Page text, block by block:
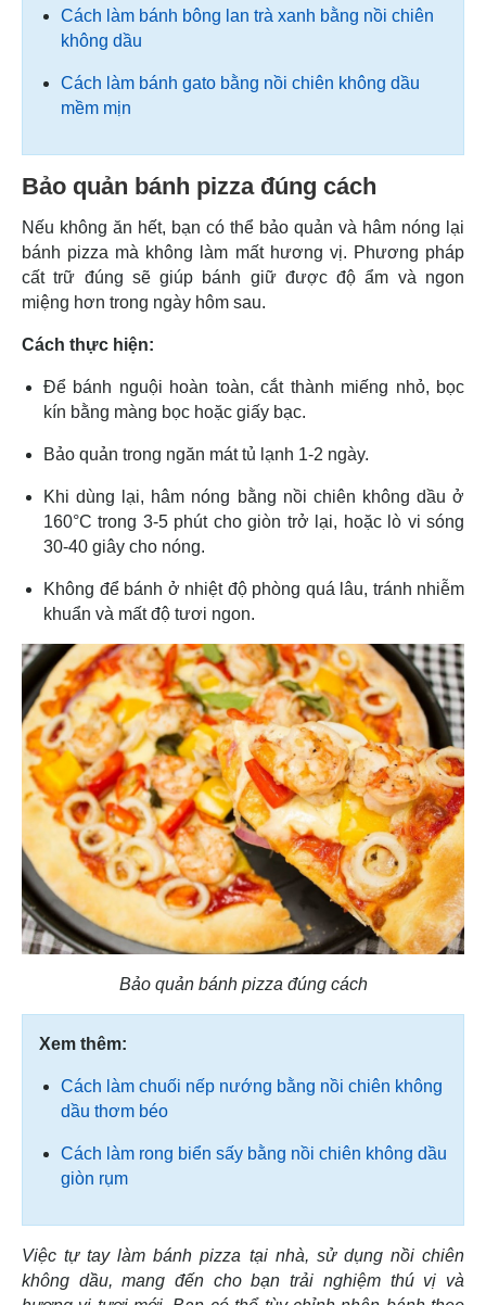
Cách làm bánh bông lan trà xanh bằng nồi chiên
không dầu
Cách làm bánh gato bằng nồi chiên không dầu
mềm mịn
Bảo quản bánh pizza đúng cách
Nếu không ăn hết, bạn có thể bảo quản và hâm nóng lại
bánh pizza mà không làm mất hương vị. Phương pháp
cất trữ đúng sẽ giúp bánh giữ được độ ẩm và ngon
miệng hơn trong ngày hôm sau.
Cách thực hiện:
Để bánh nguội hoàn toàn, cắt thành miếng nhỏ, bọc
kín bằng màng bọc hoặc giấy bạc.
Bảo quản trong ngăn mát tủ lạnh 1-2 ngày.
Khi dùng lại, hâm nóng bằng nồi chiên không dầu ở
160°C trong 3-5 phút cho giòn trở lại, hoặc lò vi sóng
30-40 giây cho nóng.
Không để bánh ở nhiệt độ phòng quá lâu, tránh nhiễm
khuẩn và mất độ tươi ngon.
Bảo quản bánh pizza đúng cách
Xem thêm:
Cách làm chuối nếp nướng bằng nồi chiên không
dầu thơm béo
Cách làm rong biển sấy bằng nồi chiên không dầu
giòn rụm
Việc tự tay làm bánh pizza tại nhà, sử dụng nồi chiên
không dầu, mang đến cho bạn trải nghiệm thú vị và